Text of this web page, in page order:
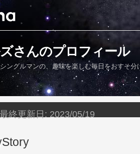
さんのプロフィール
ングルマンの、趣味を楽しむ毎日をおすそ分
最終更新日: 2023/05/19